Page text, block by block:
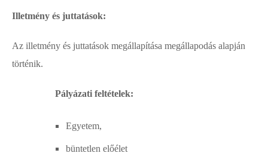
Illetmény és juttatások:
Az illetmény és juttatások megállapítása megállapodás alapján
történik.
Pályázati feltételek:
Egyetem,
büntetlen előélet